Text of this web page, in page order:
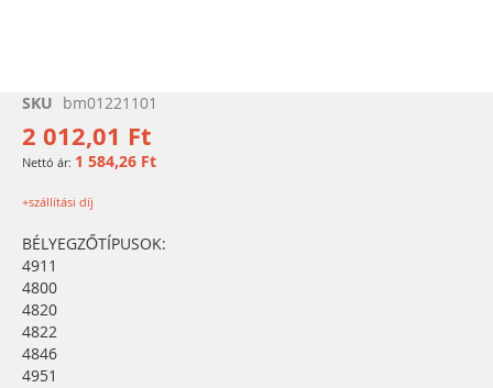
Ugrás
képgaléria
elejére
SKU bm01221101
2 012,01 Ft
1 584,26 Ft
+szállítási díj
BÉLYEGZŐTÍPUSOK:
4911
4800
4820
4822
4846
4951